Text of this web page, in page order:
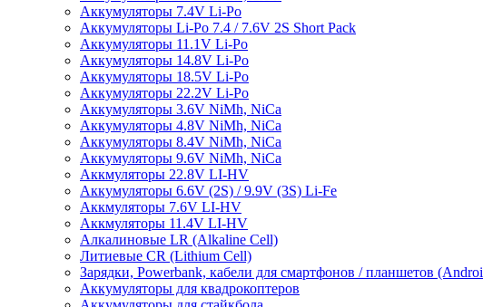
Аккумуляторы 7.4V Li-Po
Аккумуляторы Li-Po 7.4 / 7.6V 2S Short Pack
Аккумуляторы 11.1V Li-Po
Аккумуляторы 14.8V Li-Po
Аккумуляторы 18.5V Li-Po
Аккумуляторы 22.2V Li-Po
Аккумуляторы 3.6V NiMh, NiCa
Аккумуляторы 4.8V NiMh, NiCa
Аккумуляторы 8.4V NiMh, NiCa
Аккумуляторы 9.6V NiMh, NiCa
Аккмуляторы 22.8V LI-HV
Аккумуляторы 6.6V (2S) / 9.9V (3S) Li-Fe
Аккмуляторы 7.6V LI-HV
Аккмуляторы 11.4V LI-HV
Алкалиновые LR (Alkaline Cell)
Литиевые CR (Lithium Сell)
Зарядки, Powerbank, кабели для смартфонов / планшетов
Аккумуляторы для квадрокоптеров